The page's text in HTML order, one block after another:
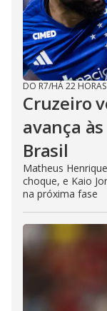
DO R7/HÁ 22 HORAS
Cruzeiro
avança
Brasil
Matheus
choque, e Kaio
na próxima fase